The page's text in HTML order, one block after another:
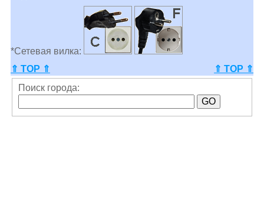
*Сетевая вилка:
⇑ TOP ⇑
⇑ TOP ⇑
Поиск города: